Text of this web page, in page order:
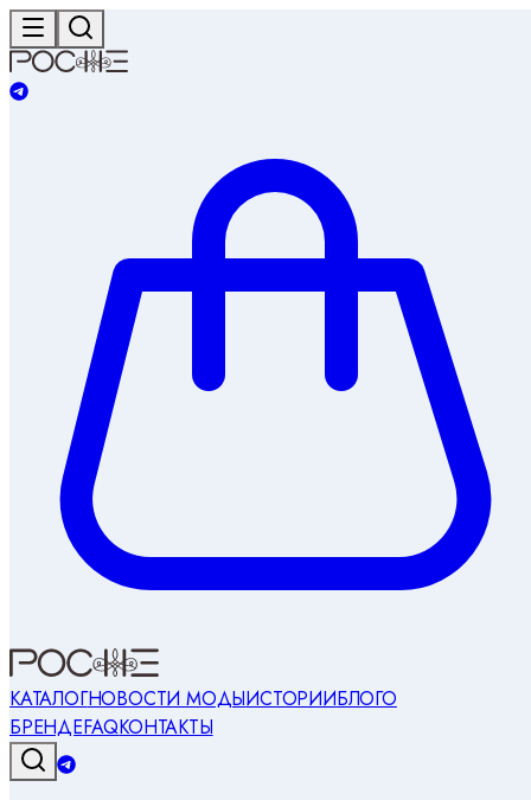
КАТАЛОГНОВОСТИ МОДЫИСТОРИИБЛОГО
БРЕНДЕFAQКОНТАКТЫ